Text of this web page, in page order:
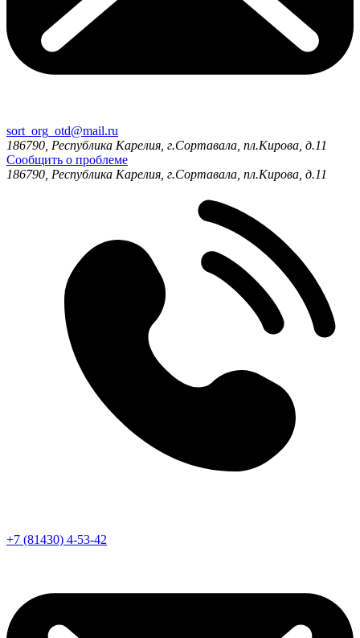
sort_org_otd@mail.ru
186790, Республика Карелия, г.Сортавала, пл.Кирова, д.11
Сообщить о проблеме
186790, Республика Карелия, г.Сортавала, пл.Кирова, д.11
+7 (81430) 4-53-42